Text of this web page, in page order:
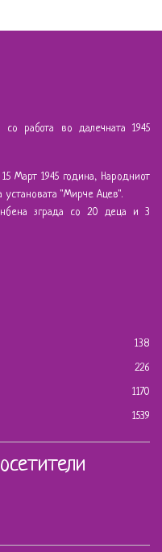
со работа во далечната 1945
Март 1945 година, Народниот
установата "Мирче Ацев".
зграда со 20 деца и 3
138
226
1170
1539